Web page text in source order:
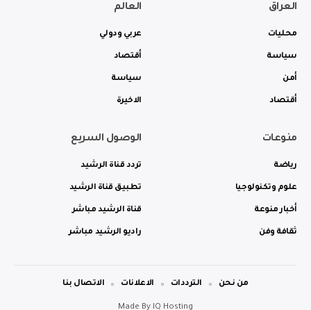
العراق
محليات
سياسة
أمن
أقتصاد
العالم
عربي ودولي
أقتصاد
سياسة
الاخيرة
منوعات
رياضة
علوم وتكنولوجيا
أخبار منوعة
ثقافة وفن
الوصول السريع
تردد قناة الرشيد
تطبيق قناة الرشيد
قناة الرشيد مباشر
راديو الرشيد مباشر
Made By IQ Hosting
من نحن الترددات الاعلانات الاتصال بنا